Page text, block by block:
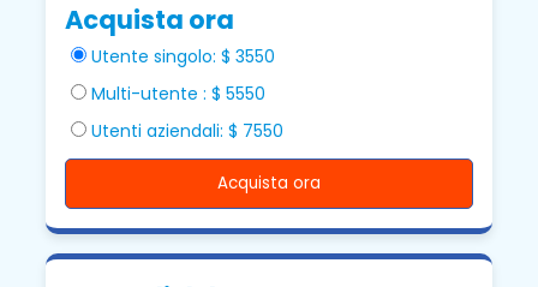
Acquista ora
Utente singolo: $ 3550
Multi-utente : $ 5550
Utenti aziendali: $ 7550
Acquista ora